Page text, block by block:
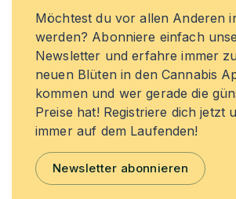
Möchtest du vor allen Anderen
werden? Abonniere einfach
Newsletter und erfahre immer
neuen Blüten in den Cannabis
kommen und wer gerade die
Preise hat! Registriere dich jetzt
immer auf dem Laufenden!
Newsletter abonnieren